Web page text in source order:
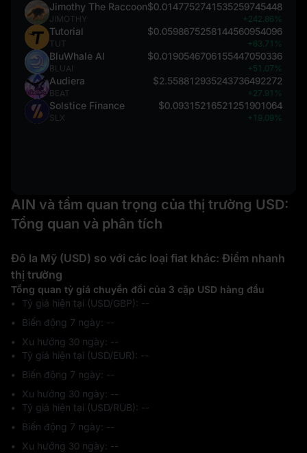
Jimothy The Raccoon
JIMOTHY
$0.0147752741535259745448
+242.86%
Tutorial
TUT
$0.0598675258144560954096
+63.71%
BluWhale AI
BLUAI
$0.0190546706155447050336
+51.07%
Audiera
BEAT
$2.558812935243736492272
+27.91%
Solstice Finance
SLX
$0.09315216521251901064
+19.09%
AIN và tầm quan trọng của thị trường USD:
Tổng quan và phân tích
Đô la Mỹ (USD) so với các loại fiat khác: Điểm nhanh
thị trường
Tổng quan tỷ giá chuyển đổi của 3 cặp USD hàng đầu
Tỷ giá hiện tại (USD/GBP): --
Biến động 7 ngày: ‎--
Xu hướng 30 ngày: ‎--
Tỷ giá hiện tại (USD/EUR): --
Biến động 7 ngày: ‎--
Xu hướng 30 ngày: ‎--
Tỷ giá hiện tại (USD/RUB): --
Biến động 7 ngày: ‎--
Xu hướng 30 ngày: ‎--